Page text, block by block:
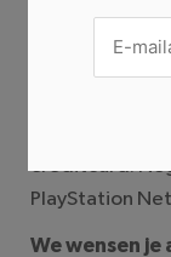
gemakkelijkst
Portemonnee.
PlayStation
We wensen